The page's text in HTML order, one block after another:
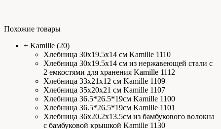
Похожие товары
+ Kamille (20)
Хлебница 30х19.5х14 см Kamille 1110
Хлебница 30х19.5х14 см из нержавеющей стали с
2 емкостями для хранения Kamille 1112
Хлебница 33х21х12 см Kamille 1109
Хлебница 35х20х21 см Kamille 1107
Хлебница 36.5*26.5*19см Kamille 1100
Хлебница 36.5*26.5*19см Kamille 1101
Хлебница 36х20.2х13.5см из бамбукового волокна
с бамбуковой крышкой Kamille 1130